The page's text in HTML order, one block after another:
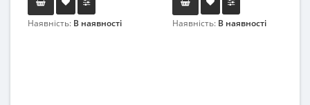
Наявність: В наявності Наявність: В наявності